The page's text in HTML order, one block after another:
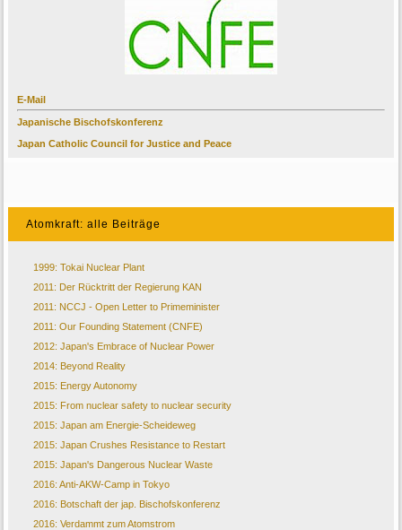
E-Mail
Japanische Bischofskonferenz
Japan Catholic Council for Justice and Peace
Atomkraft: alle Beiträge
1999: Tokai Nuclear Plant
2011: Der Rücktritt der Regierung KAN
2011: NCCJ - Open Letter to Primeminister
2011: Our Founding Statement (CNFE)
2012: Japan's Embrace of Nuclear Power
2014: Beyond Reality
2015: Energy Autonomy
2015: From nuclear safety to nuclear security
2015: Japan am Energie-Scheideweg
2015: Japan Crushes Resistance to Restart
2015: Japan's Dangerous Nuclear Waste
2016: Anti-AKW-Camp in Tokyo
2016: Botschaft der jap. Bischofskonferenz
2016: Verdammt zum Atomstrom